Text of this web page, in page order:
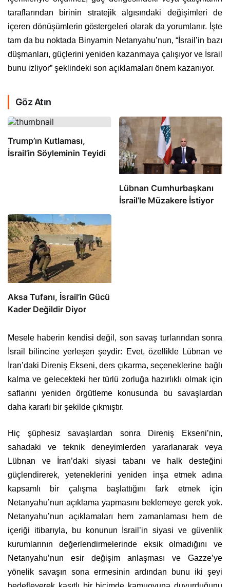
taraflarından birinin stratejik algısındaki değişimleri de
içeren dönüşümlerin göstergeleri olarak da yorumlanır. İşte
tam da bu noktada Binyamin Netanyahu’nun, “İsrail’in bazı
düşmanları, güçlerini yeniden kazanmaya çalışıyor ve İsrail
bunu izliyor” şeklindeki son açıklamaları önem kazanıyor.
Göz Atın
Trump’ın Kutlaması,
İsrail’in Söyleminin Teyidi
Lübnan Cumhurbaşkanı
İsrail’le Müzakere İstiyor
Aksa Tufanı, İsrail’in Gücü
Kader Değildir Diyor
Mesele haberin kendisi değil, son savaş turlarından sonra
İsrail bilincine yerleşen şeydir: Evet, özellikle Lübnan ve
İran’daki Direniş Ekseni, ders çıkarma, seçeneklerine bağlı
kalma ve gelecekteki her türlü zorluğa hazırlıklı olmak için
saflarını yeniden örgütleme konusunda bu savaşlardan
daha kararlı bir şekilde çıkmıştır.
Hiç şüphesiz savaşlardan sonra Direniş Ekseni’nin,
sahadaki ve teknik deneyimlerden yararlanarak veya
Lübnan ve İran’daki siyasi tabanı ve halk desteğini
güçlendirerek, yeteneklerini yeniden inşa etmek adına
kapsamlı bir çalışma başlattığını fark etmek için
Netanyahu’nun açıklama yapmasını beklemeye gerek yok.
Netanyahu’nun açıklamaları hem zamanlaması hem de
içeriği itibarıyla, bu konunun İsrail’in siyasi ve güvenlik
kurumlarının değerlendirmelerinde eksik olmadığını ve
Netanyahu’nun esir değişim anlaşması ve Gazze’ye
yönelik savaşın sona ermesinin ardından bunu iki şeyi
hedefleyerek kasıtlı bir biçimde kamuoyuna duyurduğunu